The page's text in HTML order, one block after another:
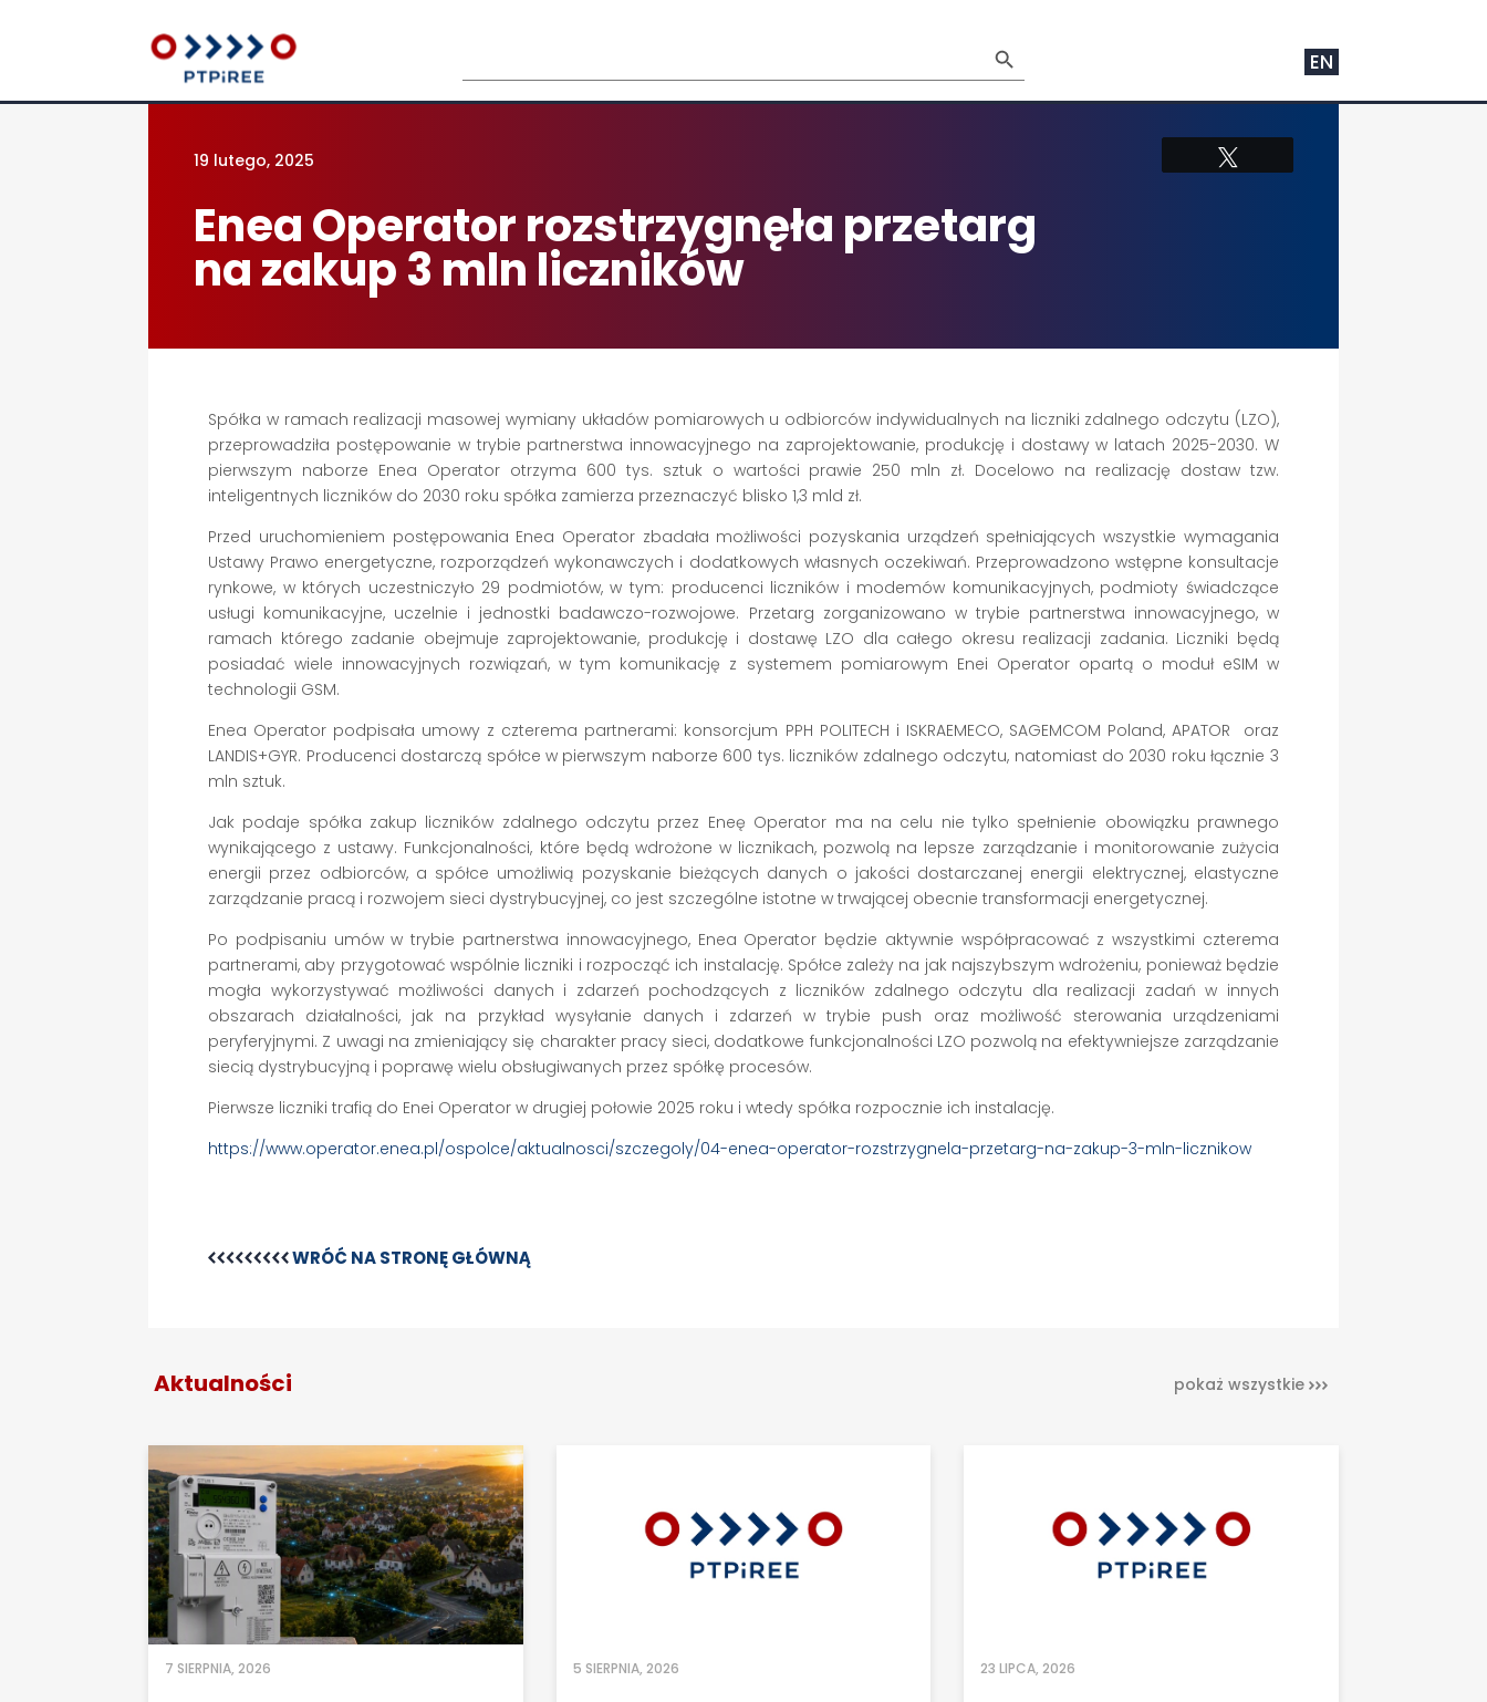
EN
19 lutego, 2025
Enea Operator rozstrzygnęła przetarg
na zakup 3 mln liczników
Spółka w ramach realizacji masowej wymiany układów pomiarowych u odbiorców indywidualnych na liczniki zdalnego odczytu (LZO),
przeprowadziła postępowanie w trybie partnerstwa innowacyjnego na zaprojektowanie, produkcję i dostawy w latach 2025-2030. W
pierwszym naborze Enea Operator otrzyma 600 tys. sztuk o wartości prawie 250 mln zł. Docelowo na realizację dostaw tzw.
inteligentnych liczników do 2030 roku spółka zamierza przeznaczyć blisko 1,3 mld zł.
Przed uruchomieniem postępowania Enea Operator zbadała możliwości pozyskania urządzeń spełniających wszystkie wymagania
Ustawy Prawo energetyczne, rozporządzeń wykonawczych i dodatkowych własnych oczekiwań. Przeprowadzono wstępne konsultacje
rynkowe, w których uczestniczyło 29 podmiotów, w tym: producenci liczników i modemów komunikacyjnych, podmioty świadczące
usługi komunikacyjne, uczelnie i jednostki badawczo-rozwojowe. Przetarg zorganizowano w trybie partnerstwa innowacyjnego, w
ramach którego zadanie obejmuje zaprojektowanie, produkcję i dostawę LZO dla całego okresu realizacji zadania. Liczniki będą
posiadać wiele innowacyjnych rozwiązań, w tym komunikację z systemem pomiarowym Enei Operator opartą o moduł eSIM w
technologii GSM.
Enea Operator podpisała umowy z czterema partnerami: konsorcjum PPH POLITECH i ISKRAEMECO, SAGEMCOM Poland, APATOR oraz
LANDIS+GYR. Producenci dostarczą spółce w pierwszym naborze 600 tys. liczników zdalnego odczytu, natomiast do 2030 roku łącznie 3
mln sztuk.
Jak podaje spółka zakup liczników zdalnego odczytu przez Eneę Operator ma na celu nie tylko spełnienie obowiązku prawnego
wynikającego z ustawy. Funkcjonalności, które będą wdrożone w licznikach, pozwolą na lepsze zarządzanie i monitorowanie zużycia
energii przez odbiorców, a spółce umożliwią pozyskanie bieżących danych o jakości dostarczanej energii elektrycznej, elastyczne
zarządzanie pracą i rozwojem sieci dystrybucyjnej, co jest szczególne istotne w trwającej obecnie transformacji energetycznej.
Po podpisaniu umów w trybie partnerstwa innowacyjnego, Enea Operator będzie aktywnie współpracować z wszystkimi czterema
partnerami, aby przygotować wspólnie liczniki i rozpocząć ich instalację. Spółce zależy na jak najszybszym wdrożeniu, ponieważ będzie
mogła wykorzystywać możliwości danych i zdarzeń pochodzących z liczników zdalnego odczytu dla realizacji zadań w innych
obszarach działalności, jak na przykład wysyłanie danych i zdarzeń w trybie push oraz możliwość sterowania urządzeniami
peryferyjnymi. Z uwagi na zmieniający się charakter pracy sieci, dodatkowe funkcjonalności LZO pozwolą na efektywniejsze zarządzanie
siecią dystrybucyjną i poprawę wielu obsługiwanych przez spółkę procesów.
Pierwsze liczniki trafią do Enei Operator w drugiej połowie 2025 roku i wtedy spółka rozpocznie ich instalację.
https://www.operator.enea.pl/ospolce/aktualnosci/szczegoly/04-enea-operator-rozstrzygnela-przetarg-na-zakup-3-mln-licznikow
WRÓĆ NA STRONĘ GŁÓWNĄ
Aktualności pokaż wszystkie
7 SIERPNIA, 2026 5 SIERPNIA, 2026 23 LIPCA, 2026